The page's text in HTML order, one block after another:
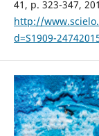
41, p. 323-347,
http://
d=S1909-